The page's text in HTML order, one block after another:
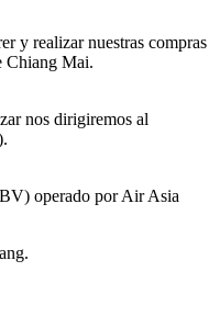
y realizar nuestras compras
Chiang Mai.
nos dirigiremos al
operado por Air Asia